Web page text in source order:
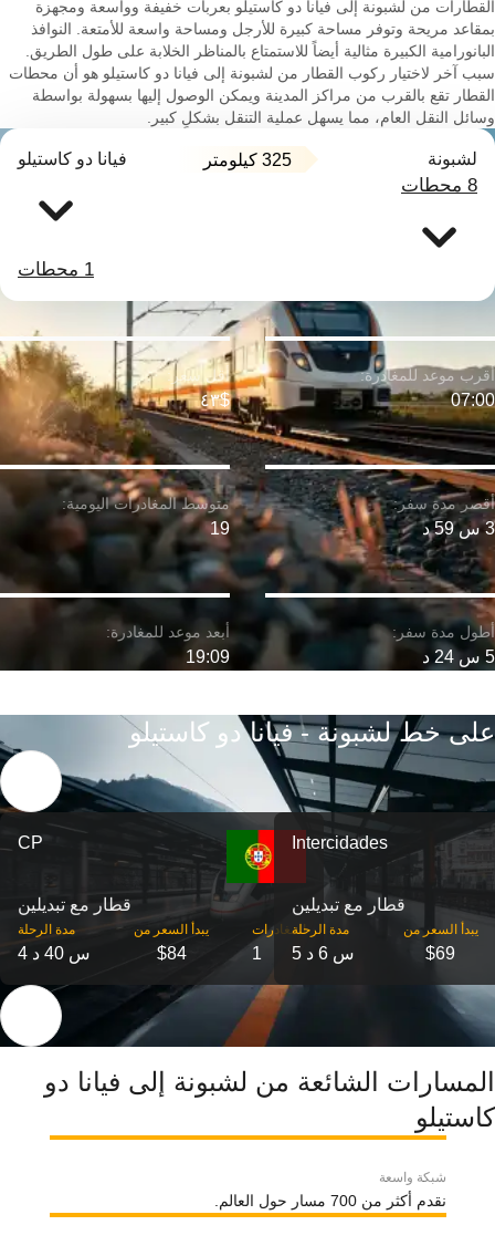
القطارات من لشبونة إلى فيانا دو كاستيلو بعربات خفيفة وواسعة ومجهزة
بمقاعد مريحة وتوفر مساحة كبيرة للأرجل ومساحة واسعة للأمتعة. النوافذ
البانورامية الكبيرة مثالية أيضاً للاستمتاع بالمناظر الخلابة على طول الطريق.
سبب آخر لاختيار ركوب القطار من لشبونة إلى فيانا دو كاستيلو هو أن محطات
القطار تقع بالقرب من مراكز المدينة ويمكن الوصول إليها بسهولة بواسطة
وسائل النقل العام، مما يسهل عملية التنقل بشكلٍ كبير.
لشبونة 325 كيلومتر فيانا دو كاستيلو
8 محطات
1 محطات
3 س 59 د
07:00
5 س 24 د
$٤٣
19
19:09
على خط لشبونة - فيانا دو كاستيلو
CP
قطار مع تبديلين
مدة الرحلة
4 س 40 د
‎يبدأ السعر من
$84
‎المغادرات
1
Intercidades
قطار مع تبديلين
مدة الرحلة
5 س 6 د
‎يبدأ السعر من
$69
المسارات الشائعة من لشبونة إلى فيانا دو
كاستيلو
شبكة واسعة
نقدم أكثر من 700 مسار حول العالم.